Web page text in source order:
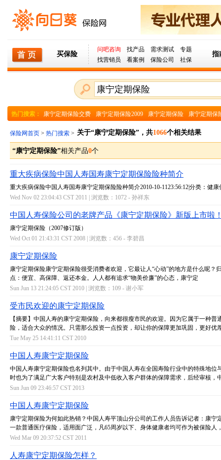
买保险
问吧咨询 找产品 需求测试
专题
找营销员
看案例 保险公司 社保
指
热门搜索： 康宁定期保险交费 康宁定期保险2009 康宁定期保险 康宁定期保
保险网首页 > 热门搜索 > 关于“康宁定期保险”，共1066个相关结果
“康宁定期保险”相关产品0个
重大疾病保险中国人寿国寿康宁定期保险险种简介
重大疾病保险中国人寿国寿康宁定期保险险种简介2010-10-1123:56:12|分类：健
Wed Nov 02 23:04:43 CST 2011 | 浏览数：1072 - 孙祥东
中国人寿保险公司的老牌产品《康宁定期保险》新版上市啦
康宁定期保险（2007修订版）
Wed Oct 01 21:43:31 CST 2008 | 浏览数：456 - 李碧昌
康宁定期保险
康宁定期保险康宁定期保险很受消费者欢迎，它最让人“心动”的地方是什么呢？
点：便宜、高保障、返还本金。人人都有追求“物美价廉”的心态，康宁定
Sun Jun 13 21:24:05 CST 2010 | 浏览数：109 - 谢小军
受市民欢迎的康宁定期保险
【摘要】中国人寿的康宁定期保险，向来都很瘦市民的欢迎。因为它属于一种普
险，适合大众的情况。只需那么投资一点投资，却让你的保障更加巩固，更好优
Tue May 25 14:41:11 CST 2010
中国人寿康宁定期保险
中国人寿康宁定期保险也名列其中。由于中国人寿在全国寿险行业中的特殊地位
时也为了满足广大客户特别是农村及中低收入客户群体的保障需求，后经审核，
Sun Jun 09 23:46:57 CST 2013
中国人寿康宁定期保险
康宁定期保险为何如此热销？中国人寿平顶山分公司的工作人员告诉记者：康宁
一款普通医疗保险，适用面广泛，凡65周岁以下、身体健康者均可作为被保险人
Wed Mar 09 20:37:52 CST 2011
人寿康宁定期保险怎样？